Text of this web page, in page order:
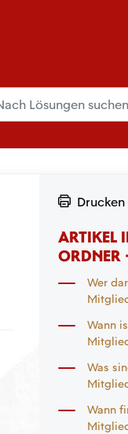
Drucken
ARTIKEL
ORDNER
Wer
Wann
Was
Wann